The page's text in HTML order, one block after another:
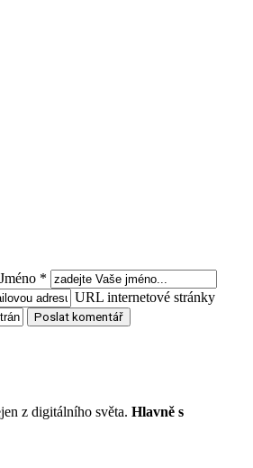
Jméno *
URL internetové stránky
z digitálního světa. Hlavně s